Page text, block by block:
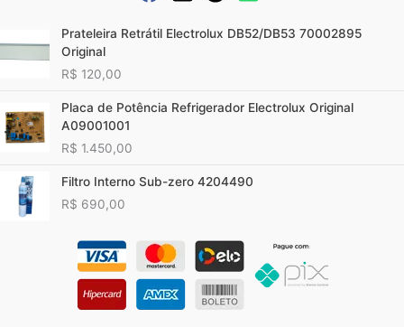
Prateleira Retrátil Electrolux DB52/DB53 70002895
Original
R$ 120,00
Placa de Potência Refrigerador Electrolux Original
A09001001
R$ 1.450,00
Filtro Interno Sub-zero 4204490
R$ 690,00